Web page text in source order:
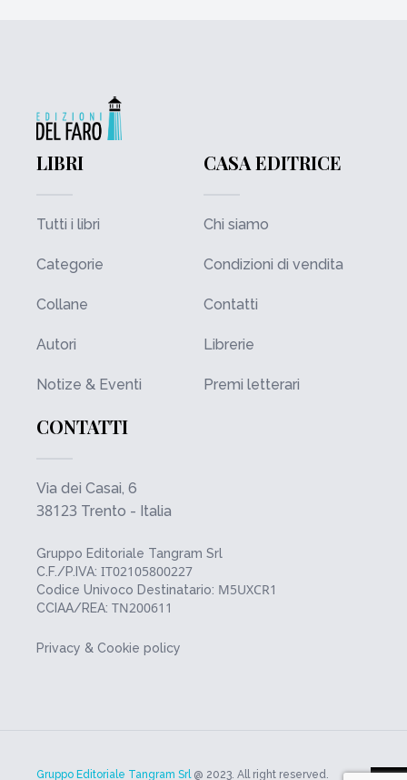
LIBRI
Tutti i libri
Categorie
Collane
Autori
Notize & Eventi
CASA EDITRICE
Chi siamo
Condizioni di vendita
Contatti
Librerie
Premi letterari
CONTATTI
Via dei Casai, 6
38123 Trento - Italia
Gruppo Editoriale Tangram Srl
C.F./P.IVA: IT02105800227
Codice Univoco Destinatario: M5UXCR1
CCIAA/REA: TN200611
Privacy & Cookie policy
Gruppo Editoriale Tangram Srl @ 2023. All right reserved.